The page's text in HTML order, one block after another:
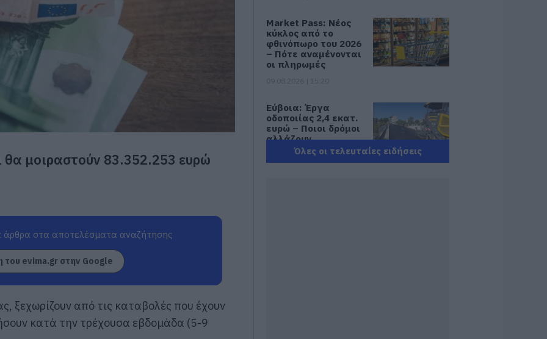
θα μοιραστούν 83.352.253 ευρώ
στα αποτελέσματα αναζήτησης
του evima.gr στην Google
ξεχωρίζουν από τις καταβολές που έχουν
κατά την τρέχουσα εβδομάδα (5-9
Market Pass: Νέος
κύκλος από το
φθινόπωρο του 2026
– Πότε αναμένονται
οι πληρωμές
Εύβοια: Έργα
οδοποιίας 2,4 εκατ.
ευρώ – Ποιοι δρόμοι
αλλάζουν
09.08.2026 | 15:00
Όλες οι τελευταίες ειδήσεις